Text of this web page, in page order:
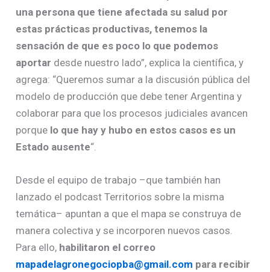
una persona que tiene afectada su salud por
estas prácticas productivas, tenemos la
sensación de que es poco lo que podemos
aportar desde nuestro lado”, explica la científica, y
agrega: “Queremos sumar a la discusión pública del
modelo de producción que debe tener Argentina y
colaborar para que los procesos judiciales avancen
porque lo que hay y hubo en estos casos es un
Estado ausente“.
Desde el equipo de trabajo –que también han
lanzado el podcast Territorios sobre la misma
temática– apuntan a que el mapa se construya de
manera colectiva y se incorporen nuevos casos.
Para ello, habilitaron el correo
mapadelagronegociopba@gmail.com para recibir